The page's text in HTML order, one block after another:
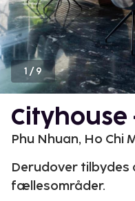
1 /9
Cityhouse
Phu Nhuan, Ho Chi
Derudover
fællesområder.